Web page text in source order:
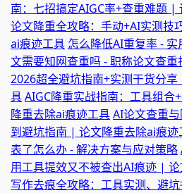
南：七招搞定AIGC率+查重难题 |
论文降重全攻略：手动+AI实测技
ai痕迹工具 怎么降低AI重复率 -
文需要知网查重吗 - 职称论文查重
2026超全避坑指南+实测干货分
具AIGC降重实战指南：工具组
降重去除ai痕迹工具AI论文查重
到避坑指南 | 论文降重去除ai痕迹
表了怎么办 - 解决方案与应对策略
用工具提效又不被查出AI痕迹 |
写作去痕全攻略：工具实测、避